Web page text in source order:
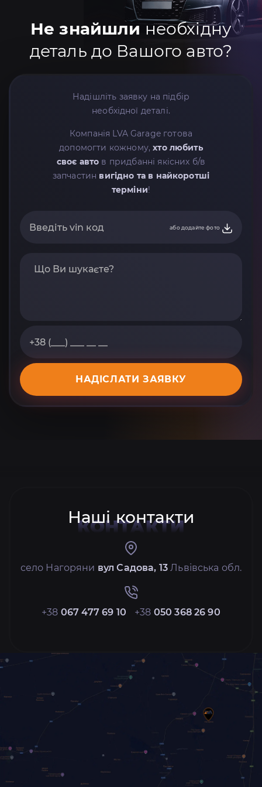
Не знайшли необхідну
деталь до Вашого авто?
Надішліть заявку на підбір
необхідної деталі.
Компанія LVA Garage готова
допомогти кожному,хто любить
своє авто в придбанні якісних б/в
запчастин вигідно та в найкоротші
терміни!
або додайте фото
НАДІСЛАТИ ЗАЯВКУ
Наші контакти
КОНТАКТИ
село Нагоряни вул Садова, 13 Львівська обл.
+38 067 477 69 10 +38 050 368 26 90